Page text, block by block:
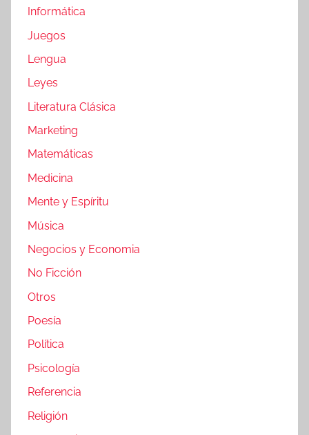
Informática
Juegos
Lengua
Leyes
Literatura Clásica
Marketing
Matemáticas
Medicina
Mente y Espíritu
Música
Negocios y Economia
No Ficción
Otros
Poesía
Política
Psicología
Referencia
Religión